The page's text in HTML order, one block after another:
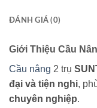
ĐÁNH GIÁ (0)
Giới Thiệu Cầu
Cầu nâng 2 trụ
đại và tiện nghi,
chuyên nghiệp.